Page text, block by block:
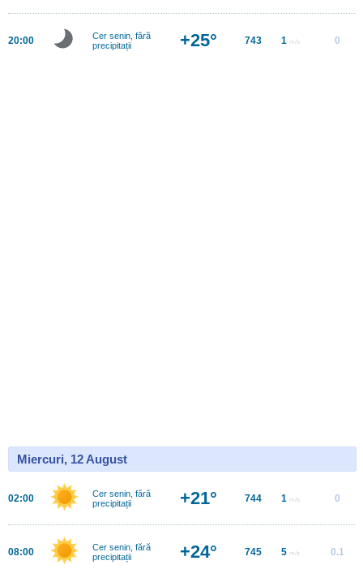
20:00
Cer senin, fără
precipitații
+25° 743 1 m/s 0
Miercuri, 12 August
02:00
Cer senin, fără
precipitații
+21° 744 1 m/s 0
08:00
Cer senin, fără
precipitații
+24° 745 5 m/s 0.1